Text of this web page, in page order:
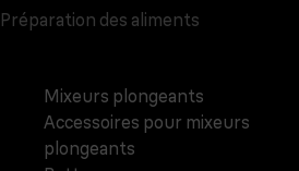
Préparation des aliments
Mixeurs plongeants
Accessoires pour mixeurs
plongeants